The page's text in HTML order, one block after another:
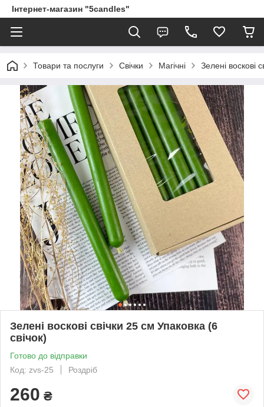
Інтернет-магазин "5candles"
Товари та послуги Свічки Магічні Зелені воскові
Зелені воскові свічки 25 см Упаковка (6
свічок)
Готово до відправки
Код: zvs-25
Роздріб
260 ₴